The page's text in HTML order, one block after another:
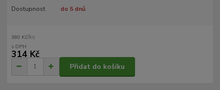
Dostupnost do 5 dnů
380 Kč/ks
314 Kč
Přidat do košíku